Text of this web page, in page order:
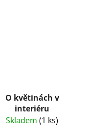
O květinách v
interiéru
Skladem (1 ks)